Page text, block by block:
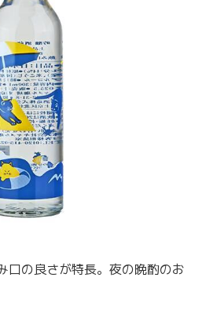
口の良さが特長。夜の晩酌のお